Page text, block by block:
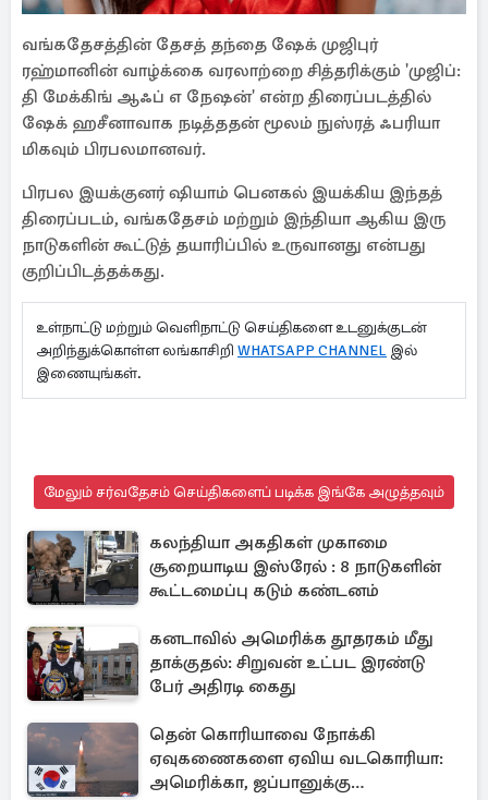
வங்கதேசத்தின் தேசத் தந்தை ஷேக் முஜிபுர்
ரஹ்மானின் வாழ்க்கை வரலாற்றை சித்தரிக்கும் 'முஜிப்:
தி மேக்கிங் ஆஃப் எ நேஷன்' என்ற திரைப்படத்தில்
ஷேக் ஹசீனாவாக நடித்ததன் மூலம் நுஸ்ரத் ஃபரியா
மிகவும் பிரபலமானவர்.
பிரபல இயக்குனர் ஷியாம் பெனகல் இயக்கிய இந்தத்
திரைப்படம், வங்கதேசம் மற்றும் இந்தியா ஆகிய இரு
நாடுகளின் கூட்டுத் தயாரிப்பில் உருவானது என்பது
குறிப்பிடத்தக்கது.
உள்நாட்டு மற்றும் வெளிநாட்டு செய்திகளை உடனுக்குடன்
அறிந்துக்கொள்ள லங்காசிறி WHATSAPP CHANNEL இல்
இணையுங்கள்.
மேலும் சர்வதேசம் செய்திகளைப் படிக்க இங்கே அழுத்தவும்
கலந்தியா அகதிகள் முகாமை
சூறையாடிய இஸ்ரேல் : 8 நாடுகளின்
கூட்டமைப்பு கடும் கண்டனம்
கனடாவில் அமெரிக்க தூதரகம் மீது
தாக்குதல்: சிறுவன் உட்பட இரண்டு
பேர் அதிரடி கைது
தென் கொரியாவை நோக்கி
ஏவுகணைகளை ஏவிய வடகொரியா:
அமெரிக்கா, ஜப்பானுக்கு